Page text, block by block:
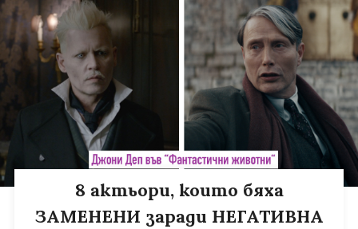
8 актьори, които бяха
ЗАМЕНЕНИ заради НЕГАТИВНА